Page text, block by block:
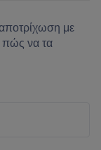
με
πώς να τα